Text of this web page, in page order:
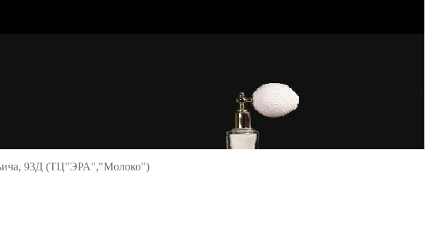
93Д (ТЦ"ЭРА","Молоко")